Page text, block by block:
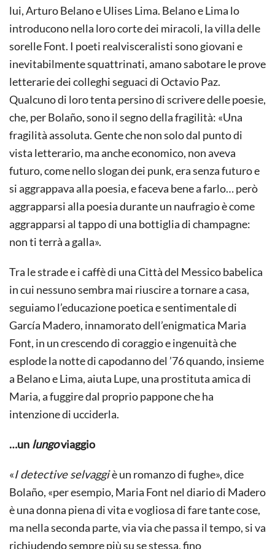
lui, Arturo Belano e Ulises Lima. Belano e Lima lo
introducono nella loro corte dei miracoli, la villa delle
sorelle Font. I poeti realvisceralisti sono giovani e
inevitabilmente squattrinati, amano sabotare le prove
letterarie dei colleghi seguaci di Octavio Paz.
Qualcuno di loro tenta persino di scrivere delle poesie,
che, per Bolaño, sono il segno della fragilità: «Una
fragilità assoluta. Gente che non solo dal punto di
vista letterario, ma anche economico, non aveva
futuro, come nello slogan dei punk, era senza futuro e
si aggrappava alla poesia, e faceva bene a farlo… però
aggrapparsi alla poesia durante un naufragio è come
aggrapparsi al tappo di una bottiglia di champagne:
non ti terrà a galla».
Tra le strade e i caffè di una Città del Messico babelica
in cui nessuno sembra mai riuscire a tornare a casa,
seguiamo l’educazione poetica e sentimentale di
García Madero, innamorato dell’enigmatica Maria
Font, in un crescendo di coraggio e ingenuità che
esplode la notte di capodanno del ’76 quando, insieme
a Belano e Lima, aiuta Lupe, una prostituta amica di
Maria, a fuggire dal proprio pappone che ha
intenzione di ucciderla.
…un lungoviaggio
«I detective selvaggiè un romanzo di fughe», dice
Bolaño, «per esempio, Maria Font nel diario di Madero
è una donna piena di vita e vogliosa di fare tante cose,
ma nella seconda parte, via via che passa il tempo, si va
richiudendo sempre più su se stessa, fino